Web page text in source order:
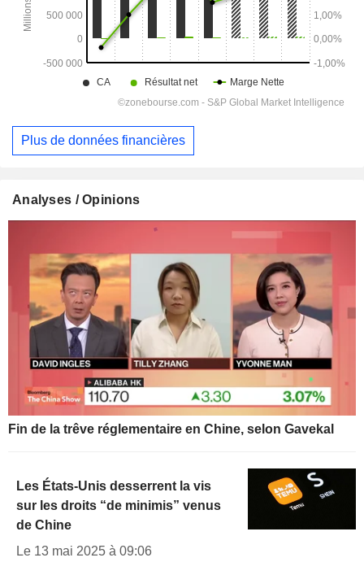
Plus de données financières
Analyses / Opinions
Fin de la trêve réglementaire en Chine, selon Gavekal
Les États-Unis desserrent la vis
sur les droits “de minimis” venus
de Chine
Le 13 mai 2025 à 09:06